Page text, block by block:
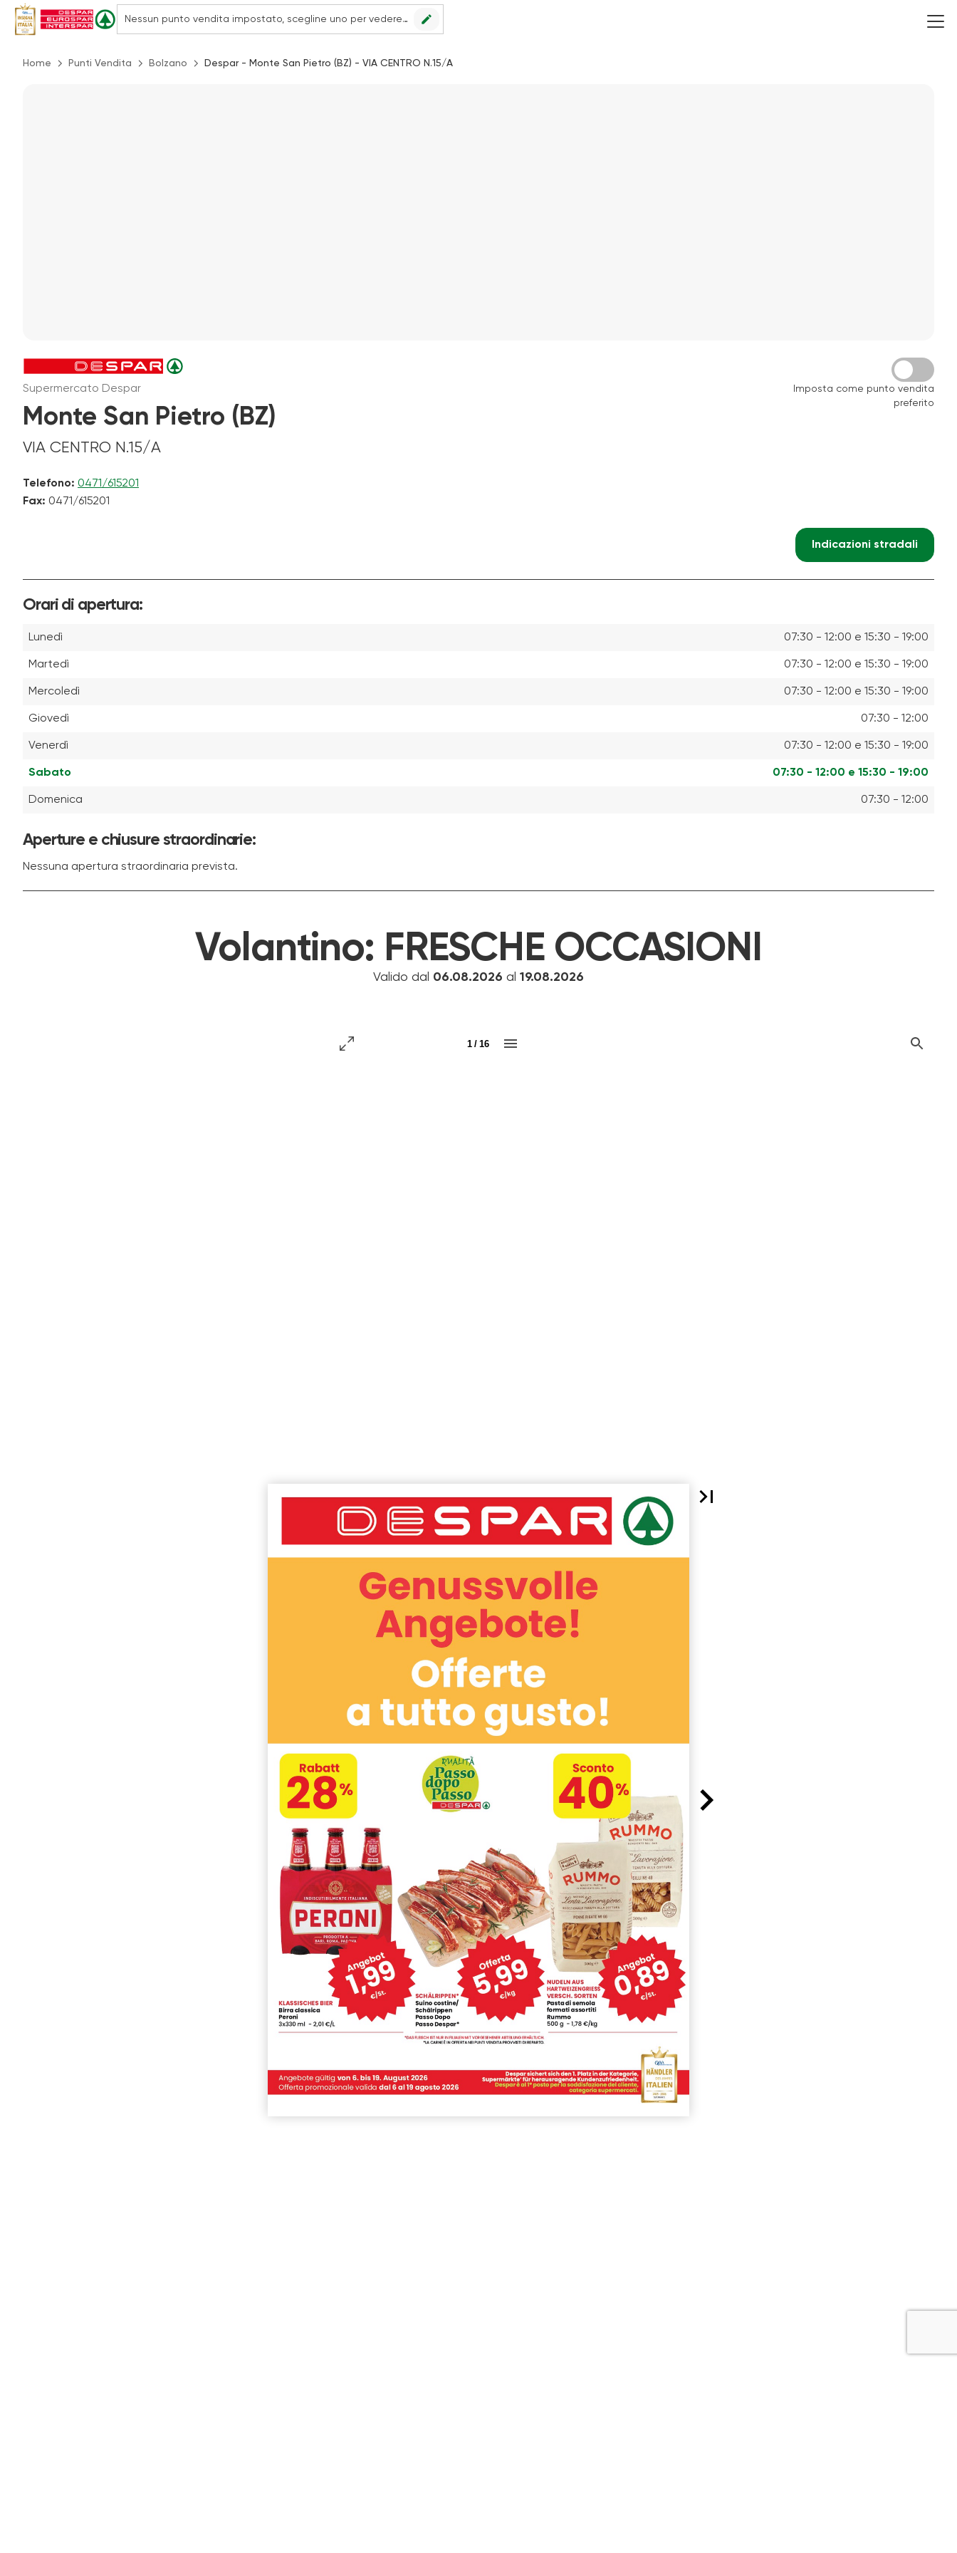
Nessun punto vendita impostato, scegline uno per vedere le offerte. edit
Home Punti Vendita Bolzano Despar - Monte San Pietro (BZ) - VIA CENTRO N.15/A
Supermercato Despar
Monte San Pietro (BZ)
VIA CENTRO N.15/A
Telefono: 0471/615201
Fax: 0471/615201
Imposta come punto vendita
preferito
Indicazioni stradali
Orari di apertura:
Lunedì 07:30 - 12:00 e 15:30 - 19:00
Martedì 07:30 - 12:00 e 15:30 - 19:00
Mercoledì 07:30 - 12:00 e 15:30 - 19:00
Giovedì 07:30 - 12:00
Venerdì 07:30 - 12:00 e 15:30 - 19:00
Sabato 07:30 - 12:00 e 15:30 - 19:00
Domenica 07:30 - 12:00
Aperture e chiusure straordinarie:
Nessuna apertura straordinaria prevista.
Volantino: FRESCHE OCCASIONI
Valido dal 06.08.2026 al 19.08.2026